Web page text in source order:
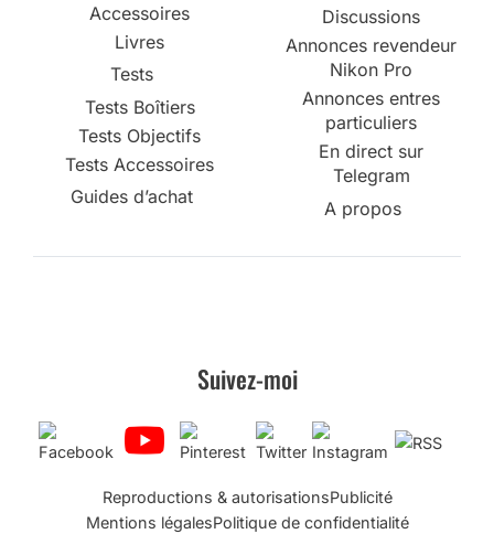
Accessoires
Livres
Tests
Tests Boîtiers
Tests Objectifs
Tests Accessoires
Guides d’achat
Discussions
Annonces revendeur
Nikon Pro
Annonces entres
particuliers
En direct sur
Telegram
A propos
Suivez-moi
Reproductions & autorisationsPublicité
Mentions légalesPolitique de confidentialité